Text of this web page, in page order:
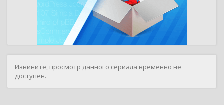
Извините, просмотр данного сериала временно не
доступен.